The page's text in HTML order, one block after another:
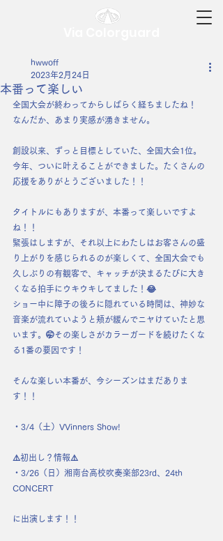
本番って楽しい
hwwoff
2023年2月24日
全国大会が終わってからしばらく経ちましたね！
なんだか、あまり実感が湧きません。
創設以来、ずっと目標としていた、全国大会1位。
今年、ついに叶えることができました。たくさんの
応援をありがとうございました！！
タイトルにもありますが、本番って楽しいですよ
ね！！
緊張はしますが、それ以上にわたしはお客さんの盛
り上がりを感じられるのが楽しくて、全国大会でも
久しぶりの有観客で、キャッチが決まるたびに大き
くなる拍手にウキウキしてました！😂
ショー中に障子の後ろに隠れている時間は、神妙な
音楽が流れていようと頬が緩んでニヤけていたと思
います。🤭その楽しさがカラーガードを続けたくな
る1番の要因です！
そんな楽しい本番が、今シーズンはまだありま
す！！
・3/4（土）VVinners Show!
⚠️初出し？情報⚠️
・3/26（日）湘南台高校吹奏楽部23rd、24th
CONCERT
に出演します！！